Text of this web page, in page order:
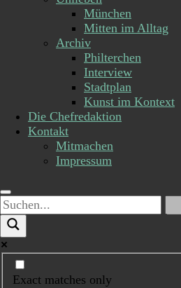
München
Mitten im Alltag
Archiv
Philterchen
Interview
Stadtplan
Kunst im Kontext
Die Chefredaktion
Kontakt
Mitmachen
Impressum
Exact matches only